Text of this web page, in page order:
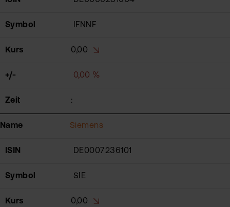
Symbol IFNNF
Kurs 0,00
+/- 0,00 %
Zeit :
Name Siemens
ISIN DE0007236101
Symbol SIE
Kurs 0,00